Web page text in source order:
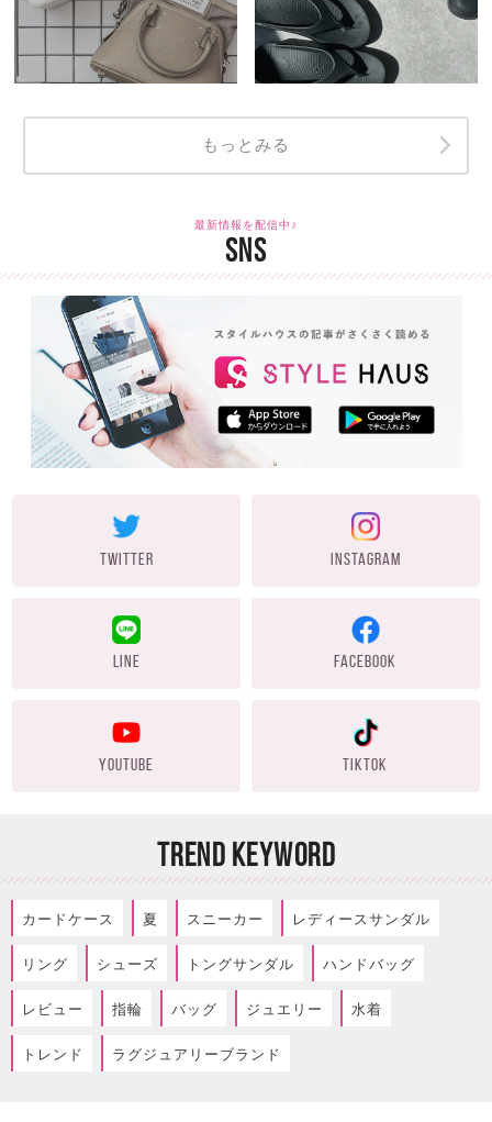
もっとみる
最新情報を配信中♪
SNS
TWITTER INSTAGRAM
LINE FACEBOOK
YOUTUBE TIKTOK
TREND KEYWORD
カードケース 夏 スニーカー レディースサンダル
リング シューズ トングサンダル ハンドバッグ
レビュー 指輪 バッグ ジュエリー 水着
トレンド ラグジュアリーブランド